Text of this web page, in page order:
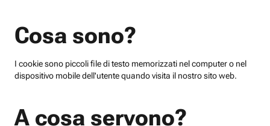
Cosa sono?
I cookie sono piccoli file di testo memorizzati nel computer o nel
dispositivo mobile dell'utente quando visita il nostro sito web.
A cosa servono?